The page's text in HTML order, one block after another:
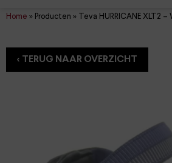
Verbandschoenen (externe website)
Dolomite
Home » Producten » Teva HURRICANE XLT2